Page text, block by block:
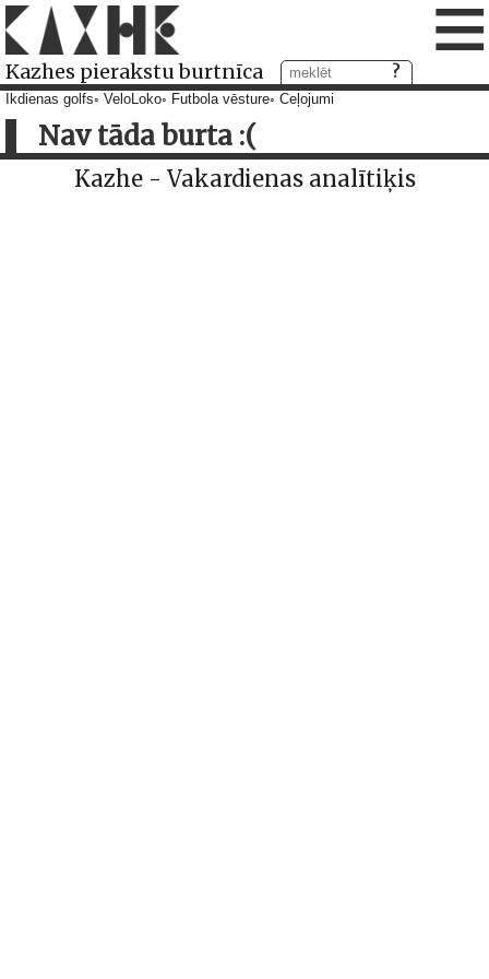
Kazhes pierakstu burtnīca ≡
Ikdienas golfs VeloLoko Futbola vēsture Ceļojumi
Nav tāda burta :(
Kazhe - Vakardienas analītiķis